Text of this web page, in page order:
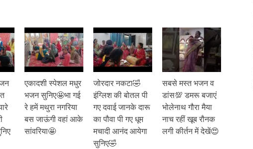
एकादशी स्पेशल मधुर
भजन सुनिए🤩भा गई
रे हमें मथुरा नगरिया
बस जाऊंगी वहां आके
सांवरिया🤩
जोरदार नकटा🤣
इंग्लिश की बोतल पी
गए दवाई जानके दारू
का पौवा पी गए धूम
मचादी आनंद आयेगा
सुनिए🤣
सबसे मस्त भजन व
डांस💯 डमरू बजाएं
भोलेनाथ गौरा मैया
नाच रहीं खूब रौनक
लगी कीर्तन में देखें😍